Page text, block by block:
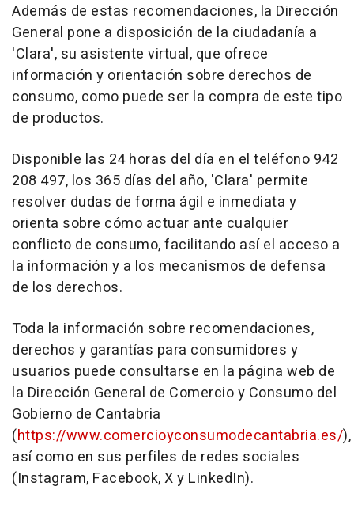
Además de estas recomendaciones, la Dirección
General pone a disposición de la ciudadanía a
'Clara', su asistente virtual, que ofrece
información y orientación sobre derechos de
consumo, como puede ser la compra de este tipo
de productos.
Disponible las 24 horas del día en el teléfono 942
208 497, los 365 días del año, 'Clara' permite
resolver dudas de forma ágil e inmediata y
orienta sobre cómo actuar ante cualquier
conflicto de consumo, facilitando así el acceso a
la información y a los mecanismos de defensa
de los derechos.
Toda la información sobre recomendaciones,
derechos y garantías para consumidores y
usuarios puede consultarse en la página web de
la Dirección General de Comercio y Consumo del
Gobierno de Cantabria
(https://www.comercioyconsumodecantabria.es/),
así como en sus perfiles de redes sociales
(Instagram, Facebook, X y LinkedIn).